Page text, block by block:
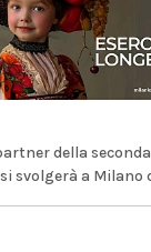
della
svolgerà a Milano